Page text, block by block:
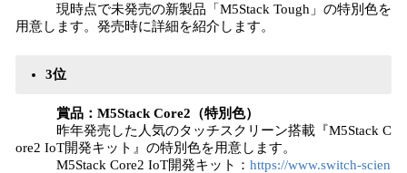
現時点で未発売の新製品「M5Stack Tough」の特別色を
用意します。発売時に詳細を紹介します。
3位
賞品：M5Stack Core2（特別色）
昨年発売した人気のタッチスクリーン搭載『M5Stack C
ore2 IoT開発キット』の特別色を用意します。
M5Stack Core2 IoT開発キット： https://www.switch-scien